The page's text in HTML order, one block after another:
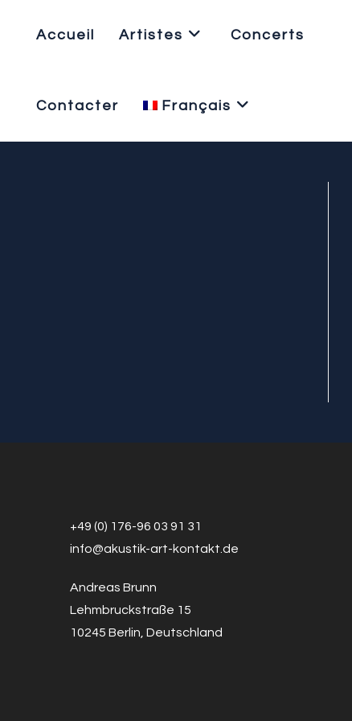
Accueil Artistes Concerts
Contacter Français
+49 (0) 176-96 03 91 31
info@akustik-art-kontakt.de
Andreas Brunn
Lehmbruckstraße 15
10245 Berlin, Deutschland